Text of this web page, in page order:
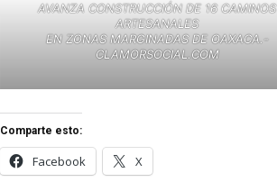
AVANZA CONSTRUCCIÓN DE 16 CAMINOS
ARTESANALES
EN ZONAS MARGINADAS DE OAXACA.-
CLAMORSOCIAL.COM
Comparte esto:
Facebook X